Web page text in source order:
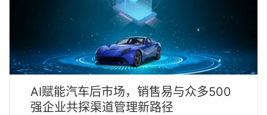
行业协会，拥有超过20万家会员企业，覆盖全国的服务
网络与政企资源。此次签约，销售易将通过协会渠道触
达广大会员企业及各级地方政府，围绕市场营销、客户
服务、销售管理等核心场景，推动AI应用从概念走向落
地。 销售易渠道生态事业部负责人李潇瑾表示，销售易
智能化业务场景。此次入驻协会平台，既是对销售易AI
[...]
AI赋能汽车后市场，销售易与众多500
强企业共探渠道管理新路径